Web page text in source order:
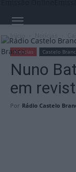
Branco
Notícias Castelo
Nuno
em
Por Rádio Castelo